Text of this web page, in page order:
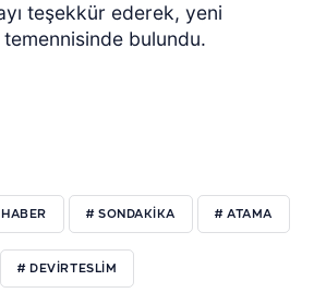
teşekkür ederek, yeni
bulundu.
# SONDAKIKA # ATAMA
# DEVIRTESLIM